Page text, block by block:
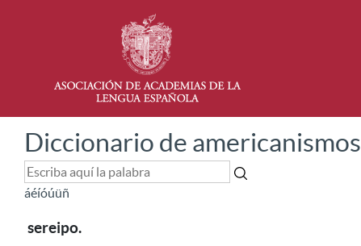
Diccionario de americanismos
áéíóúüñ
sereipo.